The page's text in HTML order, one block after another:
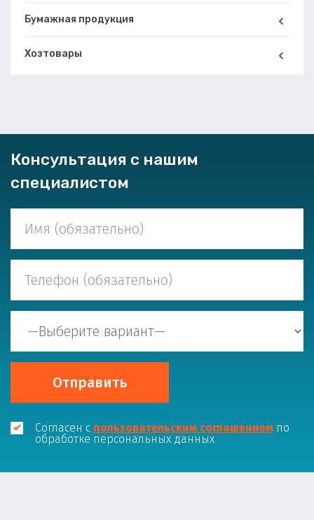
Бумажная продукция
Хозтовары
Консультация с нашим
специалистом
Cогласен с пользовательским соглашением по
обработке персональных данных